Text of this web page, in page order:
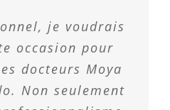
je voudrais
occasion pour
docteurs Moya
Non seulement